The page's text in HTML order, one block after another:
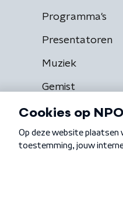
Programma's
Presentatoren
Muziek
Gemist
Algemene